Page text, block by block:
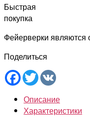
Быстрая
покупка
Фейерверки
Поделиться
Facebook
Twitter
Описание
Характеристики